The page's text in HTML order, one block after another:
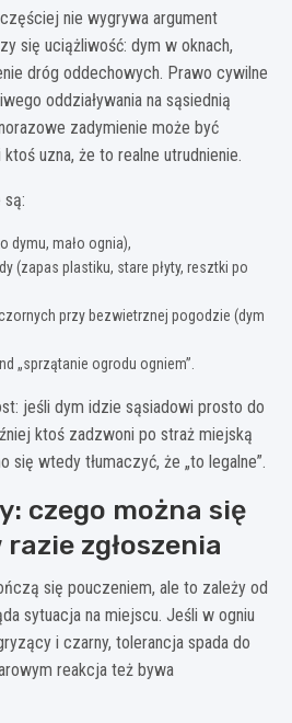
nie wygrywa argument
się uciążliwość: dym w oknach,
dróg oddechowych. Prawo cywilne
oddziaływania na sąsiednią
zadymienie może być
uzna, że to realne utrudnienie.
są:
dymu, mało ognia),
(zapas plastiku, stare płyty, resztki po
przy bezwietrznej pogodzie (dym
„sprzątanie ogrodu ogniem”.
jeśli dym idzie sąsiadowi prosto do
ktoś zadzwoni po straż miejską
się wtedy tłumaczyć, że „to legalne”.
czego można się
zgłoszenia
się pouczeniem, ale to zależy od
sytuacja na miejscu. Jeśli w ogniu
i czarny, tolerancja spada do
reakcja też bywa